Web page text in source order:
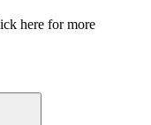
here for more